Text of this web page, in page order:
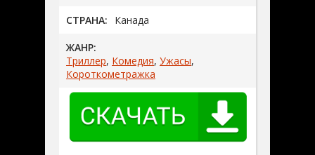
СТРАНА: Канада
ЖАНР:
Триллер, Комедия, Ужасы,
Короткометражка